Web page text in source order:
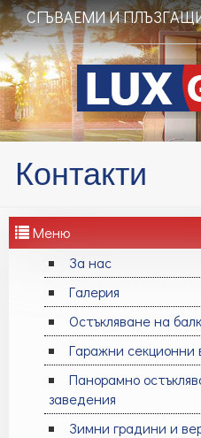
СГЪВАЕМИ И
Контакти
Меню
За нас
Галерия
Остъкляване на
Гаражни секционни
Панорамно
заведения
Зимни градини и